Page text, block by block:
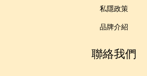
私隱政策
品牌介紹
聯絡我們